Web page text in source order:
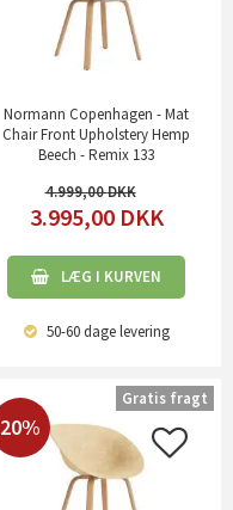
Normann Copenhagen - Mat
Chair Front Upholstery Hemp
Beech - Remix 133
4.999,00
3.995,00 DKK
LÆG I KURVEN
50-60 dagelevering
20%
Gratis fragt